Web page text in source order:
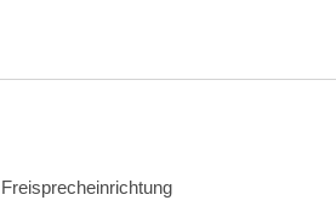
Freisprecheinrichtung